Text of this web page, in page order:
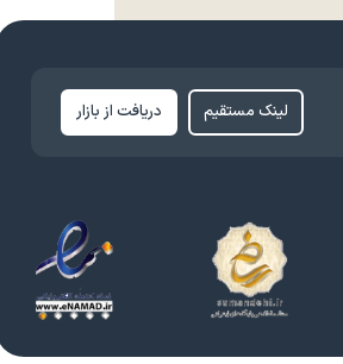
لینک مستقیم دریافت از بازار